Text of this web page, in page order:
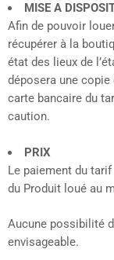
MISE A
Afin de pouvoir
récupérer à la
état des lieux de
déposera une copie
carte bancaire du
caution.
PRIX
Le paiement du
du Produit loué au
Aucune possibilité
envisageable.